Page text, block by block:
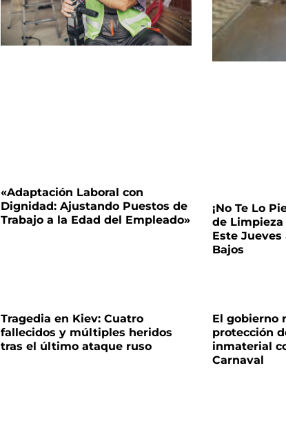
«Adaptación Laboral con
Dignidad: Ajustando Puestos de
Trabajo a la Edad del Empleado»
¡No Te Lo
de
Este
Bajos
Tragedia en Kiev: Cuatro
fallecidos y múltiples heridos
tras el último ataque ruso
El gobierno
protección
inmaterial
Carnaval